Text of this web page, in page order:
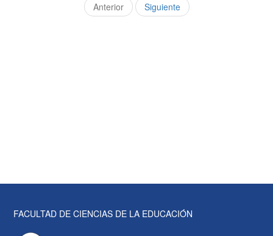
Anterior Siguiente
FACULTAD DE CIENCIAS DE LA EDUCACIÓN